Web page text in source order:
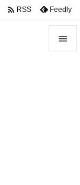

 RSS Feedly